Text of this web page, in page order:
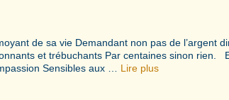
de sa vie Demandant non pas de l’argent
et trébuchants Par centaines sinon rien.
Sensibles aux … Lire plus